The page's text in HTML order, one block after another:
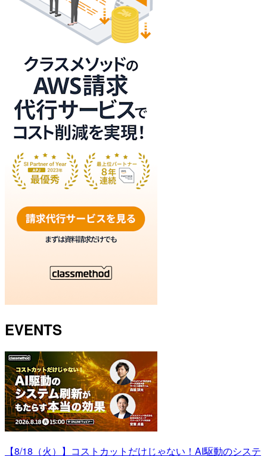
EVENTS
【8/18（火）】コストカットだけじゃない！AI駆動のシステ